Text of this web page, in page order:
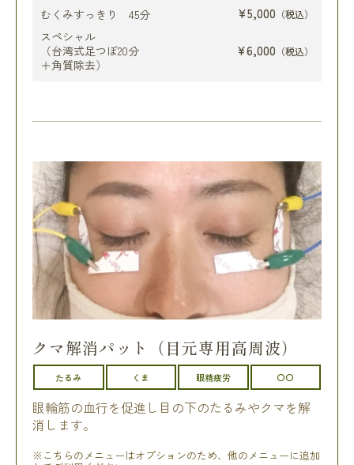
むくみすっきり 45分 ¥5,000 （税込）
スペシャル
（台湾式足つぼ20分
＋角質除去）
¥6,000 （税込）
クマ解消パット（目元専用高周波）
たるみ くま 眼精疲労 〇〇
眼輪筋の血行を促進し目の下のたるみやクマを解
消します。
※こちらのメニューはオプションのため、他のメニューに追加